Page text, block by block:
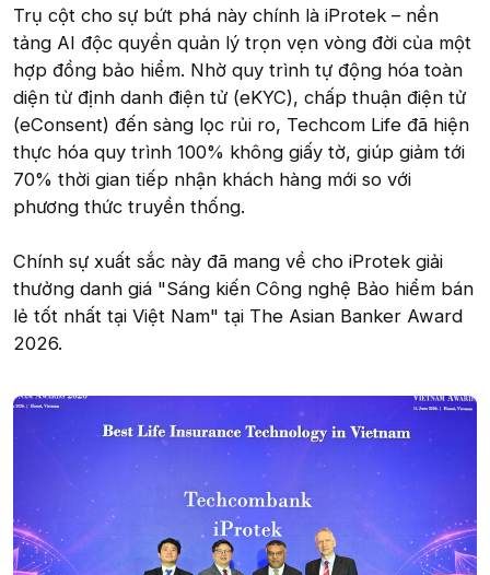
Trụ cột cho sự bứt phá này chính là iProtek – nền
tảng AI độc quyền quản lý trọn vẹn vòng đời của một
hợp đồng bảo hiểm. Nhờ quy trình tự động hóa toàn
diện từ định danh điện tử (eKYC), chấp thuận điện tử
(eConsent) đến sàng lọc rủi ro, Techcom Life đã hiện
thực hóa quy trình 100% không giấy tờ, giúp giảm tới
70% thời gian tiếp nhận khách hàng mới so với
phương thức truyền thống.
Chính sự xuất sắc này đã mang về cho iProtek giải
thưởng danh giá "Sáng kiến Công nghệ Bảo hiểm bán
lẻ tốt nhất tại Việt Nam" tại The Asian Banker Award
2026.